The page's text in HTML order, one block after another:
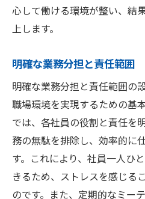
心して働ける環境が整い、結
上します。
明確な業務分担と責任範囲
明確な業務分担と責任範囲の
職場環境を実現するための基
では、各社員の役割と責任を
務の無駄を排除し、効率的に
す。これにより、社員一人ひ
きるため、ストレスを感じる
のです。また、定期的なミー